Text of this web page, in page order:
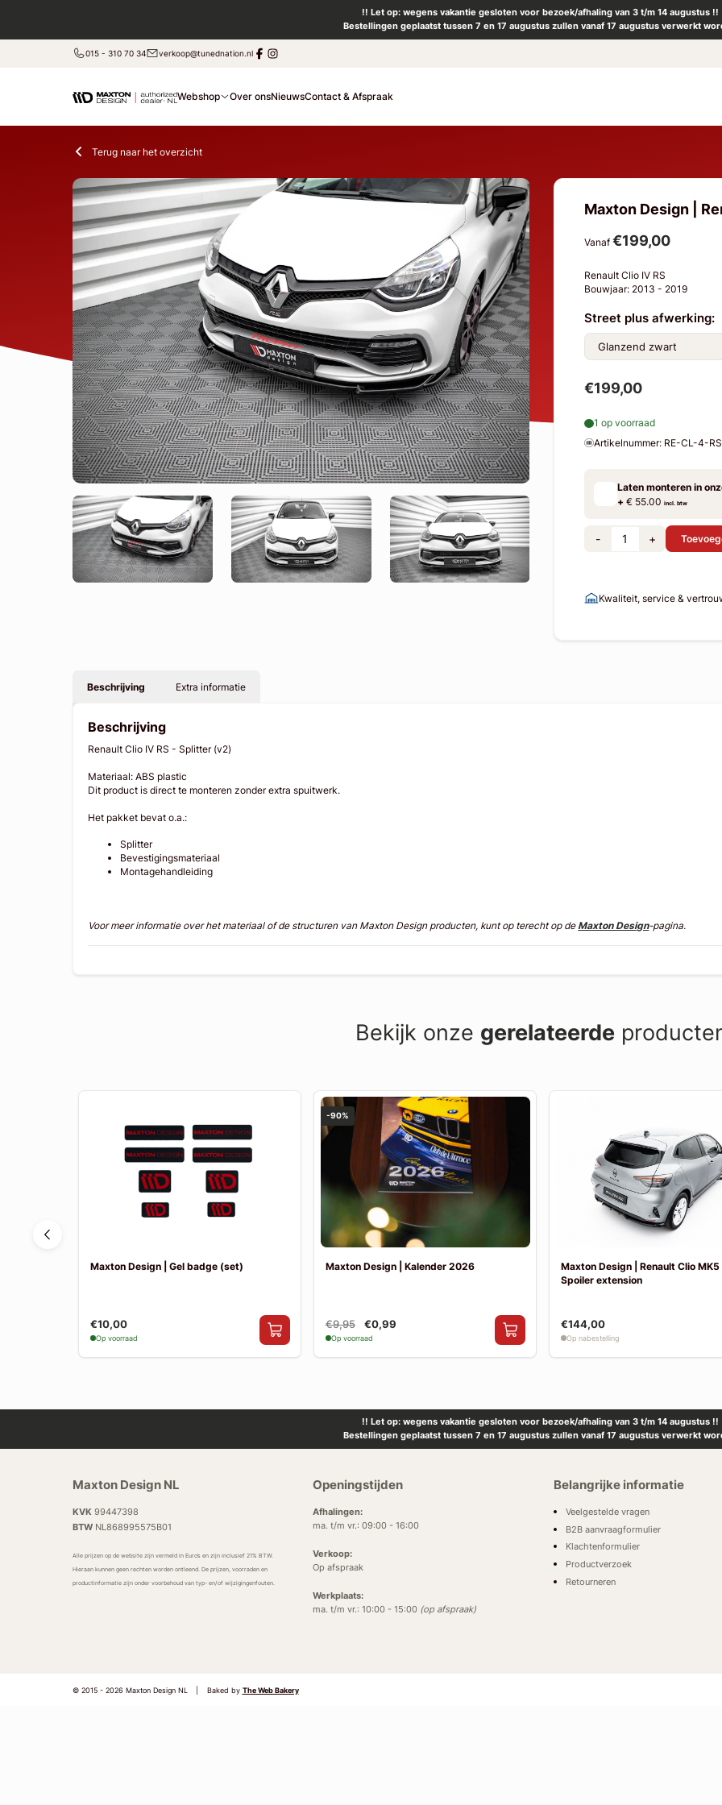
!! Let op: wegens vakantie gesloten voor bezoek/afhaling van 3 t/m 14 augustus !!
Bestellingen geplaatst tussen 7 en 17 augustus zullen vanaf 17 augustus verwerkt
015 - 310 70 34 verkoop@tunednation.nl
Webshop Over onsNieuwsContact & Afspraak
Terug naar het overzicht
Maxton Design |
Vanaf €199,00
Renault Clio IV RS
Bouwjaar: 2013 - 2019
Street plus afwerking:
€199,00
1 op voorraad
Artikelnummer: RE-CL-4-
Laten monteren in
+€ 55.00 incl. btw
- +
Kwaliteit, service &
Beschrijving Extra informatie
Beschrijving
Renault Clio IV RS - Splitter (v2)
Materiaal: ABS plastic
Dit product is direct te monteren zonder extra spuitwerk.
Het pakket bevat o.a.:
Splitter
Bevestigingsmateriaal
Montagehandleiding
Voor meer informatie over het materiaal of de structuren van Maxton Design producten, kunt op terecht op deMaxton Design-pagina.
Bekijk onze gerelateerde
Maxton Design | Gel badge (set)
€10,00
Op voorraad
-90%
Maxton Design | Kalender 2026
€9,95 €0,99
Op voorraad
Maxton Design | Renault Clio MK5
Spoiler extension
€144,00
Op nabestelling
!! Let op: wegens vakantie gesloten voor bezoek/afhaling van 3 t/m 14 augustus !!
Bestellingen geplaatst tussen 7 en 17 augustus zullen vanaf 17 augustus verwerkt
Maxton Design NL
KVK 99447398
BTWNL868995575B01
Alle prijzen op de website zijn vermeld in Euro’s en zijn inclusief 21% BTW.
Hieraan kunnen geen rechten worden ontleend. De prijzen, voorraden en
productinformatie zijn onder voorbehoud van typ- en/of wijzigingenfouten.
Openingstijden
Afhalingen:
ma. t/m vr.: 09:00 - 16:00
Verkoop:
Op afspraak
Werkplaats:
ma. t/m vr.: 10:00 - 15:00 (op afspraak)
Belangrijke informatie
Veelgestelde vragen
B2B aanvraagformulier
Klachtenformulier
Productverzoek
Retourneren
© 2015 - 2026 Maxton Design NL Baked by The Web Bakery